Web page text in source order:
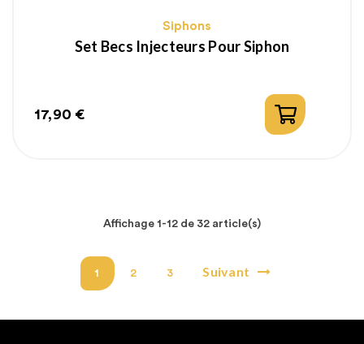
Siphons
Set Becs Injecteurs Pour Siphon
Prix
17,90 €
Affichage 1-12 de 32 article(s)
1 2 3 Suivant